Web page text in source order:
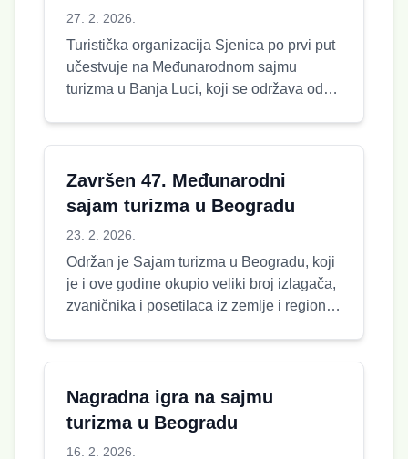
27. 2. 2026.
Turistička organizacija Sjenica po prvi put
učestvuje na Međunarodnom sajmu
turizma u Banja Luci, koji se održava od
Završen 47. Međunarodni
sajam turizma u Beogradu
23. 2. 2026.
Održan je Sajam turizma u Beogradu, koji
je i ove godine okupio veliki broj izlagača,
zvaničnika i posetilaca iz zemlje i regiona.
Nagradna igra na sajmu
turizma u Beogradu
16. 2. 2026.